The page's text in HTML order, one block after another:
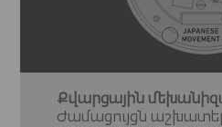
Քվարցային
Ժամացույցն